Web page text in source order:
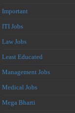
Important
ITI Jobs
Law Jobs
Least Educated
Management Jobs
Medical Jobs
Mega Bharti